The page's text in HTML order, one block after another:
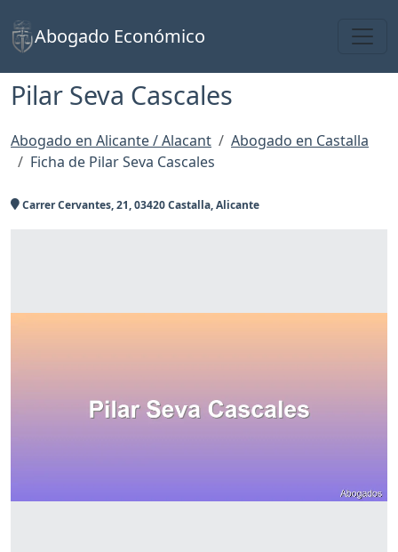
Abogado Económico
Pilar Seva Cascales
Abogado en Alicante / Alacant
Abogado en Castalla
Ficha de Pilar Seva Cascales
Carrer Cervantes, 21, 03420 Castalla, Alicante